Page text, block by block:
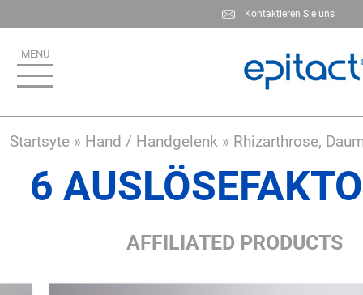
to
main
content
Kontaktieren Sie uns
Startsyte Hand / Handgelenk Rhizarthrose,
6
AFFILIATED PRODUCTS